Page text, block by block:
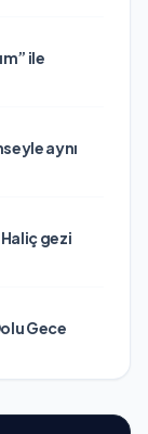
ile
aynı
gezi
Gece